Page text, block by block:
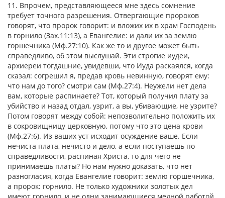
11. Впрочем, представляющееся мне здесь сомнение
требует точного разрешения. Отвергающие пророков
говорят, что пророк говорит: и вложих их в храм Господень
в горнило (Зах.11:13), а Евангелие: и дали их за землю
горшечника (Мф.27:10). Как же то и другое может быть
справедливо, об этом выслушай. Эти строгие иудеи,
архиереи тогдашние, увидевши, что Иуда раскаялся, когда
сказал: согрешил я, предав кровь невинную, говорят ему:
что нам до того? смотри сам (Мф.27:4). Неужели нет дела
вам, которые распинаете? Тот, который получил плату за
убийство и назад отдал, узрит, а вы, убивающие, не узрите?
Потом говорят между собой: непозволительно положить их
в сокровищницу церковную, потому что это цена крови
(Мф.27:6). Из ваших уст исходит осуждение ваше. Если
нечиста плата, нечисто и дело, а если поступаешь по
справедливости, распиная Христа, то для чего не
принимаешь платы? Но нам нужно доказать, что нет
разногласия, когда Евангелие говорит: землю горшечника,
а пророк: горнило. Не только художники золотых дел